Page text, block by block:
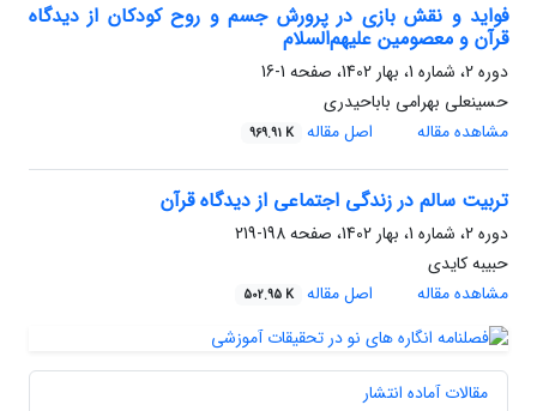
فواید و نقش بازی در پرورش جسم و روح کودکان از دیدگاه
قرآن و معصومین علیهم‌السلام
دوره 2، شماره 1، بهار 1402، صفحه
1-16
حسینعلی بهرامی باباحیدری
مشاهده مقاله
اصل مقاله 969.91 K
تربیت سالم در زندگی اجتماعی از دیدگاه قرآن
دوره 2، شماره 1، بهار 1402، صفحه
198-219
حبیبه کایدی
مشاهده مقاله
اصل مقاله 502.95 K
مقالات آماده انتشار